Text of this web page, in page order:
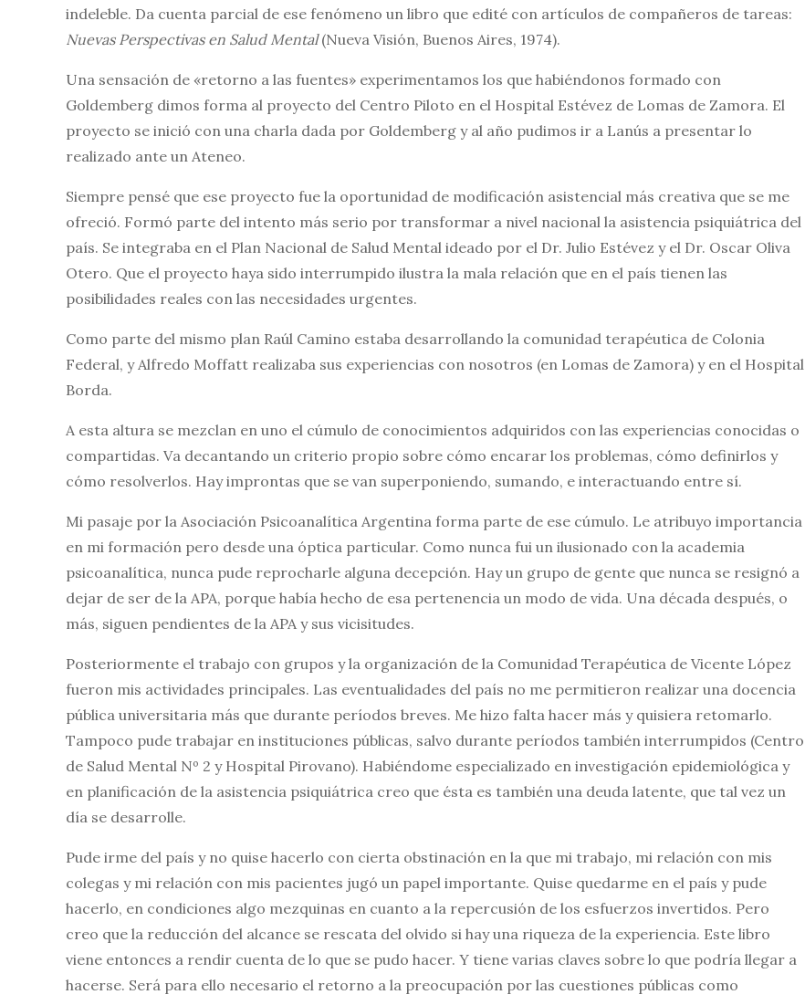
indeleble. Da cuenta parcial de ese fenómeno un libro que edité con artículos de compañeros de tareas:
Nuevas Perspectivas en Salud Mental(Nueva Visión, Buenos Aires, 1974).
Una sensación de «retorno a las fuentes» experimentamos los que habiéndonos formado con
Goldemberg dimos forma al proyecto del Centro Piloto en el Hospital Estévez de Lomas de Zamora. El
proyecto se inició con una charla dada por Goldemberg y al año pudimos ir a Lanús a presentar lo
realizado ante un Ateneo.
Siempre pensé que ese proyecto fue la oportunidad de modificación asistencial más creativa que se me
ofreció. Formó parte del intento más serio por transformar a nivel nacional la asistencia psiquiátrica del
país. Se integraba en el Plan Nacional de Salud Mental ideado por el Dr. Julio Estévez y el Dr. Oscar Oliva
Otero. Que el proyecto haya sido interrumpido ilustra la mala relación que en el país tienen las
posibilidades reales con las necesidades urgentes.
Como parte del mismo plan Raúl Camino estaba desarrollando la comunidad terapéutica de Colonia
Federal, y Alfredo Moffatt realizaba sus experiencias con nosotros (en Lomas de Zamora) y en el Hospital
Borda.
A esta altura se mezclan en uno el cúmulo de conocimientos adquiridos con las experiencias conocidas o
compartidas. Va decantando un criterio propio sobre cómo encarar los problemas, cómo definirlos y
cómo resolverlos. Hay improntas que se van superponiendo, sumando, e interactuando entre sí.
Mi pasaje por la Asociación Psicoanalítica Argentina forma parte de ese cúmulo. Le atribuyo importancia
en mi formación pero desde una óptica particular. Como nunca fui un ilusionado con la academia
psicoanalítica, nunca pude reprocharle alguna decepción. Hay un grupo de gente que nunca se resignó a
dejar de ser de la APA, porque había hecho de esa pertenencia un modo de vida. Una década después, o
más, siguen pendientes de la APA y sus vicisitudes.
Posteriormente el trabajo con grupos y la organización de la Comunidad Terapéutica de Vicente López
fueron mis actividades principales. Las eventualidades del país no me permitieron realizar una docencia
pública universitaria más que durante períodos breves. Me hizo falta hacer más y quisiera retomarlo.
Tampoco pude trabajar en instituciones públicas, salvo durante períodos también interrumpidos (Centro
de Salud Mental Nº 2 y Hospital Pirovano). Habiéndome especializado en investigación epidemiológica y
en planificación de la asistencia psiquiátrica creo que ésta es también una deuda latente, que tal vez un
día se desarrolle.
Pude irme del país y no quise hacerlo con cierta obstinación en la que mi trabajo, mi relación con mis
colegas y mi relación con mis pacientes jugó un papel importante. Quise quedarme en el país y pude
hacerlo, en condiciones algo mezquinas en cuanto a la repercusión de los esfuerzos invertidos. Pero
creo que la reducción del alcance se rescata del olvido si hay una riqueza de la experiencia. Este libro
viene entonces a rendir cuenta de lo que se pudo hacer. Y tiene varias claves sobre lo que podría llegar a
hacerse. Será para ello necesario el retorno a la preocupación por las cuestiones públicas como